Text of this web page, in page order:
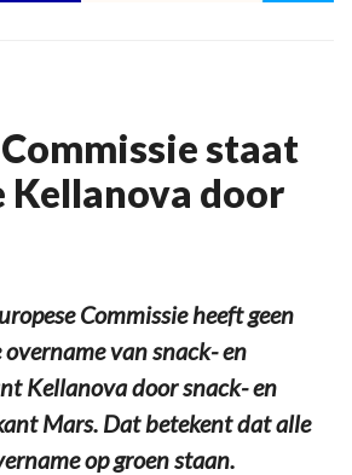
staat
Kellanova door
Commissie heeft geen
van snack- en
Kellanova door snack- en
Mars. Dat betekent dat alle
op groen staan.